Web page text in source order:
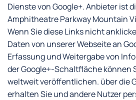
Dienste von Google+. Anbieter ist
Amphitheatre Parkway Mountain
Wenn Sie diese Links nicht
Daten von unserer Webseite an
Erfassung und Weitergabe von
der Google+-Schaltfläche können
weltweit veröffentlichen. über die
erhalten Sie und andere Nutzer